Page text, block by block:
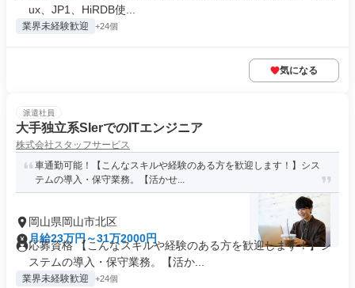
ux、JP1、HiRDB使...
業界未経験歓迎 +24個
気になる
派遣社員
大手独立系SIerでのITエンジニア
株式会社スタッフサービス
車通勤可能！【こんなスキルや経験のある方を歓迎します！】シス
テムの導入・保守業務。【活かせ...
岡山県岡山市北区
月給23万円～31万2000円
応募資格 【こんなスキルや経験のある方を歓迎します！】シ
ステムの導入・保守業務。【活か...
業界未経験歓迎 +24個